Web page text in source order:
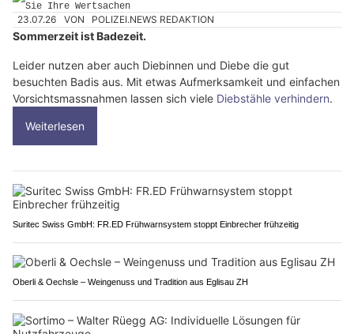
23.07.26 VON POLIZEI.NEWS REDAKTION
Sommerzeit ist Badezeit.
Leider nutzen aber auch Diebinnen und Diebe die gut
besuchten Badis aus. Mit etwas Aufmerksamkeit und einfachen
Vorsichtsmassnahmen lassen sich viele Diebstähle verhindern.
Weiterlesen
Suritec Swiss GmbH: FR.ED Frühwarnsystem stoppt Einbrecher frühzeitig
Oberli & Oechsle – Weingenuss und Tradition aus Eglisau ZH